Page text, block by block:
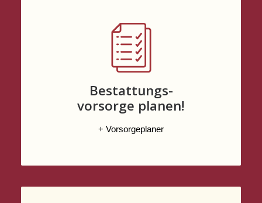
Bestattungs-
vorsorge planen!
+ Vorsorgeplaner